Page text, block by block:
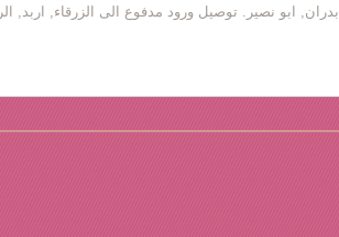
بدران, ابو نصير. توصيل ورود مدفوع الى الزرقاء,